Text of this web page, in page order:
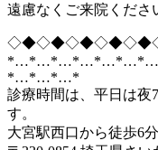
遠慮なくご来院くださ
*…*…*…*
診療時間は、平日は夜
す。
大宮駅西口から徒歩6分